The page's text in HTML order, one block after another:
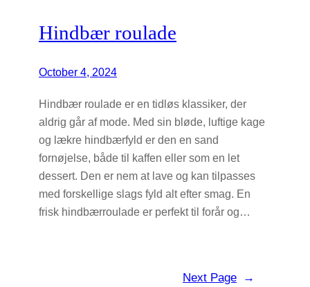
Hindbær roulade
October 4, 2024
Hindbær roulade er en tidløs klassiker, der
aldrig går af mode. Med sin bløde, luftige kage
og lækre hindbærfyld er den en sand
fornøjelse, både til kaffen eller som en let
dessert. Den er nem at lave og kan tilpasses
med forskellige slags fyld alt efter smag. En
frisk hindbærroulade er perfekt til forår og…
Next Page →